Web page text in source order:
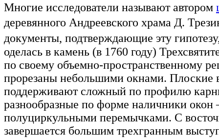
Многие исследователи называют автором
деревянного Андреевского храма Д.
документы, подтверждающие эту
оделась в камень (в 1760 году)
по своему объемно-пространственному
прорезаны небольшими окнами. Плоские
поддерживают сложный по профилю
разнообразные по форме наличники
полуциркульными перемычками. С
завершается большим трехгранным